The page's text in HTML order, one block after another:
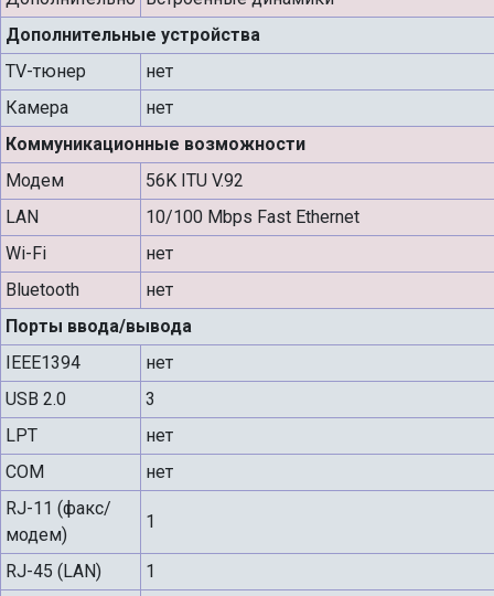
Дополнительные устройства
TV-тюнер
нет
Камера
нет
Коммуникационные возможности
Модем
56K ITU V.92
LAN
10/100 Mbps Fast Ethernet
Wi-Fi
нет
Bluetooth
нет
Порты ввода/вывода
IEEE1394
нет
USB 2.0
3
LPT
нет
COM
нет
RJ-11 (факс/
модем)
1
RJ-45 (LAN)
1